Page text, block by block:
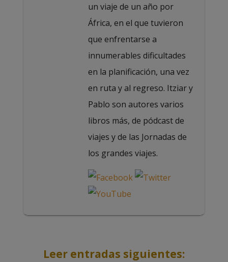
un viaje de un año por
África, en el que tuvieron
que enfrentarse a
innumerables dificultades
en la planificación, una vez
en ruta y al regreso. Itziar y
Pablo son autores varios
libros más, de pódcast de
viajes y de las Jornadas de
los grandes viajes.
Leer entradas siguientes: